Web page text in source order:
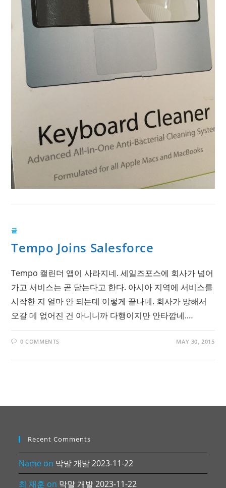
글
Tempo Joins Salesforce
Tempo 캘린더 앱이 사라지네. 세일즈포스에 회사가 넘어
가고 서비스는 곧 닫는다고 한다. 아시아 지역에 서비스를
시작한 지 얼마 안 되는데 이렇게 끝나네. 회사가 망해서
오갈 데 없어진 건 아니니까 다행이지만 안타깝네.…
0 COMMENTS MAY 30, 2015
Recent Comments
Name on 막말 개발 2023-11-22
최 재훈 on 막말 개발 2023-11-22